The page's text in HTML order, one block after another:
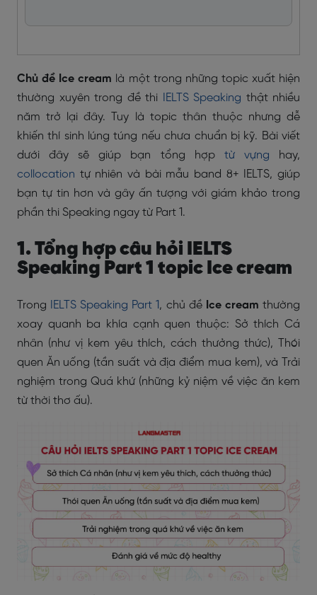
Chủ đề Ice cream là một trong những topic xuất hiện
thường xuyên trong đề thi
IELTS Speaking thật nhiều
năm trở lại đây. Tuy là topic thân thuộc nhưng dễ
khiến thí sinh lúng túng nếu chưa chuẩn bị kỹ. Bài viết
dưới đây sẽ giúp bạn tổng hợp từ vựng hay,
collocation tự nhiên và bài mẫu band 8+ IELTS, giúp
bạn tự tin hơn và gây ấn tượng với giám khảo trong
phần thi Speaking ngay từ Part 1.
1. Tổng hợp câu hỏi IELTS
Speaking Part 1 topic Ice cream
Trong IELTS Speaking Part 1, chủ đề Ice cream thường
xoay quanh ba khía cạnh quen thuộc: Sở thích Cá
nhân (như vị kem yêu thích, cách thưởng thức), Thói
quen Ăn uống (tần suất và địa điểm mua kem), và Trải
nghiệm trong Quá khứ (những kỷ niệm về việc ăn kem
từ thời thơ ấu).